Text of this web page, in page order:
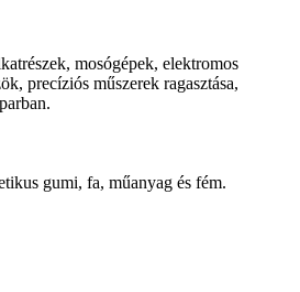
mosógépek, elektromos
precíziós műszerek ragasztása,
gumi, fa, műanyag és fém.